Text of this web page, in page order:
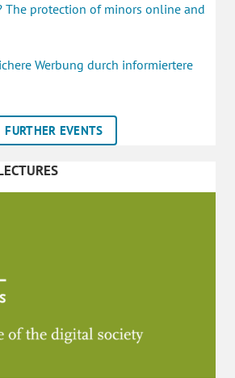
The protection of minors online and
Werbung durch informiertere
FURTHER EVENTS